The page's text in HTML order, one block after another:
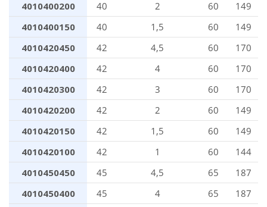
4010400200 40 2 60
149
4010400150
40 1,5 60
149
4010420450
42 4,5 60
170
4010420400
42 4 60
170
4010420300
42 3 60
170
4010420200
42 2 60
149
4010420150
42 1,5 60
149
4010420100
42 1 60
144
4010450450
45 4,5 65
187
4010450400
45 4 65
187